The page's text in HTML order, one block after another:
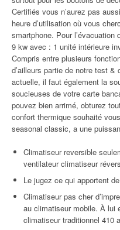
Certifiés vous n’aurez pas
heure d’utilisation où vous
smartphone. Pour l’évacuation
9 kw avec : 1 unité intérieure
Compris entre plusieurs
d’ailleurs partie de notre test
actuelle, il faut également la
soucieuses de votre carte
pouvez bien arrimé, obturez
confort thermique souhaité
seasonal classic, a une
Climatiseur reversible
ventilateur climatiseur
Le jugez ce qui apportent
Climatiseur pas cher
au climatiseur mobile. À lui
climatiseur traditionnel 410